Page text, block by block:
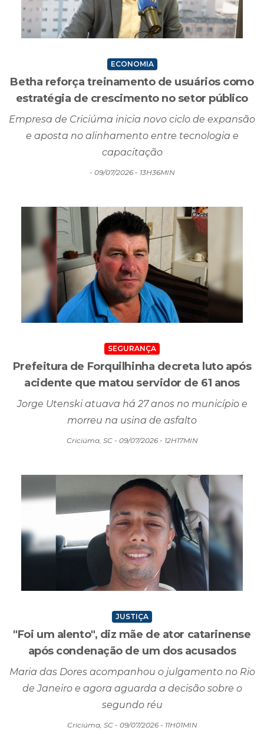
ECONOMIA
Betha reforça treinamento de usuários como
estratégia de crescimento no setor público
Empresa de Criciúma inicia novo ciclo de expansão
e aposta no alinhamento entre tecnologia e
capacitação
- 09/07/2026 - 13H36MIN
SEGURANÇA
Prefeitura de Forquilhinha decreta luto após
acidente que matou servidor de 61 anos
Jorge Utenski atuava há 27 anos no município e
morreu na usina de asfalto
Criciúma, SC - 09/07/2026 - 12H17MIN
JUSTIÇA
"Foi um alento", diz mãe de ator catarinense
após condenação de um dos acusados
Maria das Dores acompanhou o julgamento no Rio
de Janeiro e agora aguarda a decisão sobre o
segundo réu
Criciúma, SC - 09/07/2026 - 11H01MIN